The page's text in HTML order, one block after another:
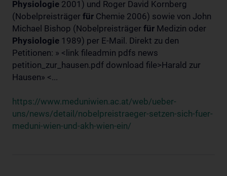
Physiologie 2001) und Roger David Kornberg
(Nobelpreisträger für Chemie 2006) sowie von John
Michael Bishop (Nobelpreisträger für Medizin oder
Physiologie 1989) per E-Mail. Direkt zu den
Petitionen: » <link fileadmin pdfs news
petition_zur_hausen.pdf download file>Harald zur
Hausen» <...
https://www.meduniwien.ac.at/web/ueber-
uns/news/detail/nobelpreistraeger-setzen-sich-fuer-
meduni-wien-und-akh-wien-ein/